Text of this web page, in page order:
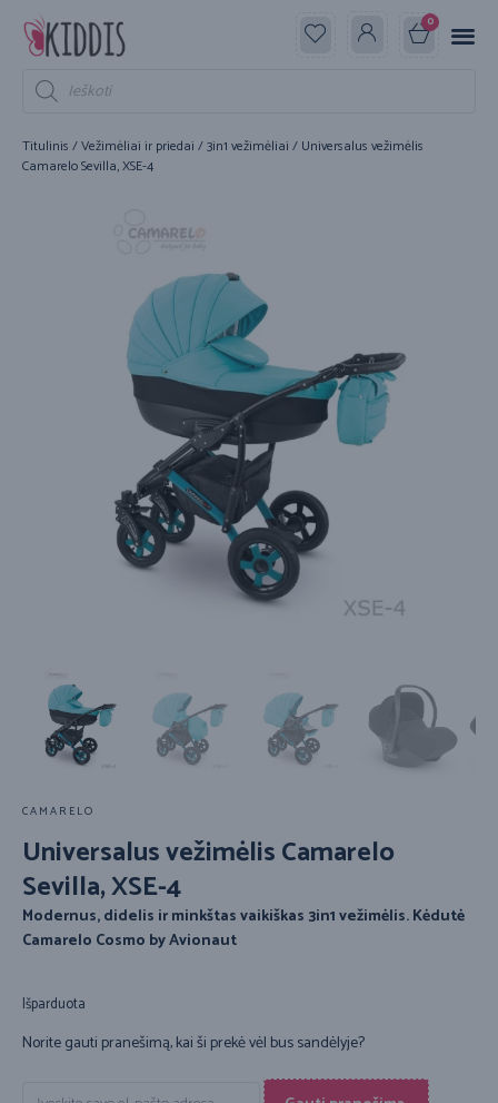
0
Titulinis /Vežimėliai ir priedai /3in1 vežimėliai / Universalus vežimėlis
Camarelo Sevilla, XSE-4
CAMARELO
Universalus vežimėlis Camarelo
Sevilla, XSE-4
Modernus, didelis ir minkštas vaikiškas 3in1 vežimėlis.Kėdutė
Camarelo Cosmo by Avionaut
Išparduota
Norite gauti pranešimą, kai ši prekė vėl bus sandėlyje?